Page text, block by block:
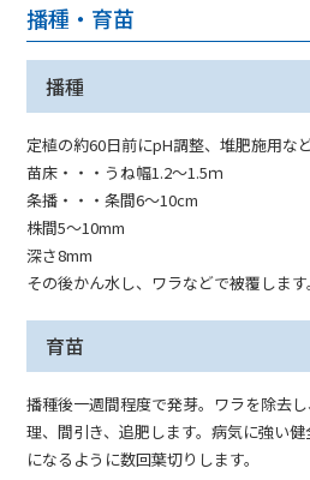
播種・育苗
播種
定植の約60日前にpH調整、堆肥施用な
苗床・・・うね幅1.2～1.5ｍ
条播・・・条間6～10cm
株間5～10mm
深さ8mm
その後かん水し、ワラなどで被覆します。
育苗
播種後一週間程度で発芽。ワラを除去
理、間引き、追肥します。病気に強い
になるように数回葉切りします。